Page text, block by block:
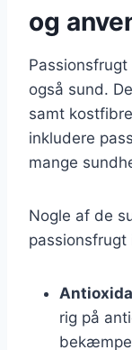
og
også sund.
samt
inkludere
mange
Nogle af de
passionsfrugt
rig på